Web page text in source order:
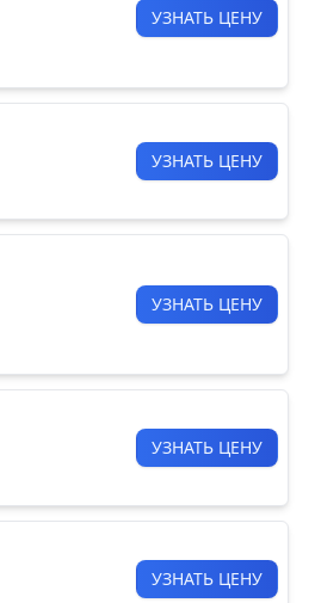
УЗНАТЬ ЦЕНУ
УЗНАТЬ ЦЕНУ
УЗНАТЬ ЦЕНУ
УЗНАТЬ ЦЕНУ
УЗНАТЬ ЦЕНУ